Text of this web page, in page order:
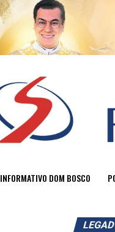
INFORMATIVO DOM BOSCO